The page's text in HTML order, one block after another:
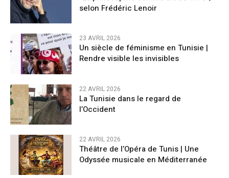
selon Frédéric Lenoir
23 AVRIL 2026
Un siècle de féminisme en Tunisie |
Rendre visible les invisibles
22 AVRIL 2026
La Tunisie dans le regard de
l’Occident
22 AVRIL 2026
Théâtre de l’Opéra de Tunis | Une
Odyssée musicale en Méditerranée